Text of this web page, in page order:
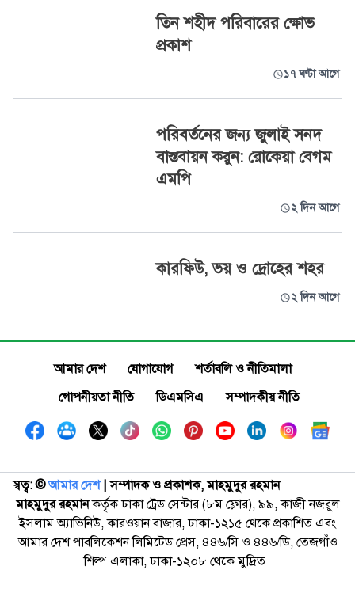
তিন শহীদ পরিবারের ক্ষোভ
প্রকাশ
১৭ ঘণ্টা আগে
পরিবর্তনের জন্য জুলাই সনদ
বাস্তবায়ন করুন: রোকেয়া বেগম
এমপি
২ দিন আগে
কারফিউ, ভয় ও দ্রোহের শহর
২ দিন আগে
আমার দেশ যোগাযোগ
শর্তাবলি ও নীতিমালা
গোপনীয়তা নীতি
ডিএমসিএ সম্পাদকীয় নীতি
স্বত্ব: ©️আমার দেশ| সম্পাদক ও প্রকাশক, মাহমুদুর রহমান
মাহমুদুর রহমানকর্তৃক ঢাকা ট্রেড সেন্টার (৮ম ফ্লোর), ৯৯, কাজী নজরুল
ইসলাম অ্যাভিনিউ, কারওয়ান বাজার, ঢাকা-১২১৫ থেকে প্রকাশিত এবং
আমার দেশ পাবলিকেশন লিমিটেড প্রেস, ৪৪৬/সি ও ৪৪৬/ডি, তেজগাঁও
শিল্প এলাকা, ঢাকা-১২০৮ থেকে মুদ্রিত।